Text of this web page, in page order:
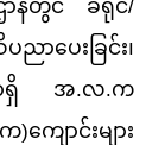
နတွင် ခရိုင်/
ာပေးခြင်း၊
ာရှိ အ.လ.က
ျောင်းများ